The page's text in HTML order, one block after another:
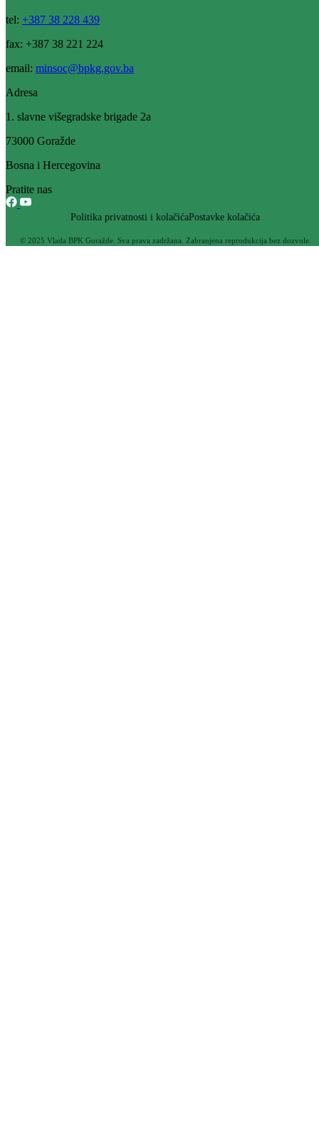
Održan sastanak s predstavnicima Strukovnog sindikata doktora
medicine i stomatologije Bosansko-podrinjskog kantona Goražde
23.08.2022